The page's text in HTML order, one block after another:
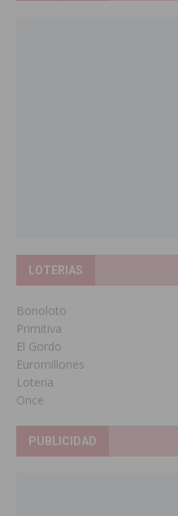
LOTERIAS
Bonoloto
Primitiva
El Gordo
Euromillones
Loteria
Once
PUBLICIDAD